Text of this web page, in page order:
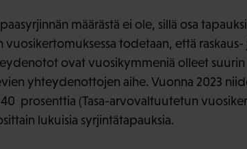
määrästä ei ole, sillä osa
todetaan, että raskaus-
ovat vuosikymmeniä olleet suurin
yhteydenottojen aihe. Vuonna 2023
prosenttia (Tasa-arvovaltuutetun
lukuisia syrjintätapauksia.